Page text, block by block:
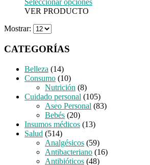
Seleccionar opciones
VER PRODUCTO
Mostrar:
CATEGORÍAS
Belleza (14)
Consumo (10)
Nutrición (8)
Cuidado personal (105)
Aseo Personal (83)
Bebés (20)
Insumos médicos (13)
Salud (514)
Analgésicos (59)
Antibacteriano (16)
Antibióticos (48)